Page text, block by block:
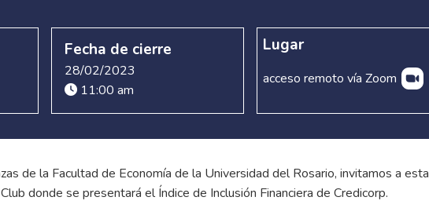
Fecha de cierre
28/02/2023
11:00 am
Lugar
acceso remoto vía Zoom
de la Facultad de Economía de la Universidad del Rosario, invitamos a esta
donde se presentará el Índice de Inclusión Financiera de Credicorp.